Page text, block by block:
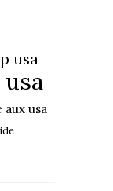
usa
usa
aux usa